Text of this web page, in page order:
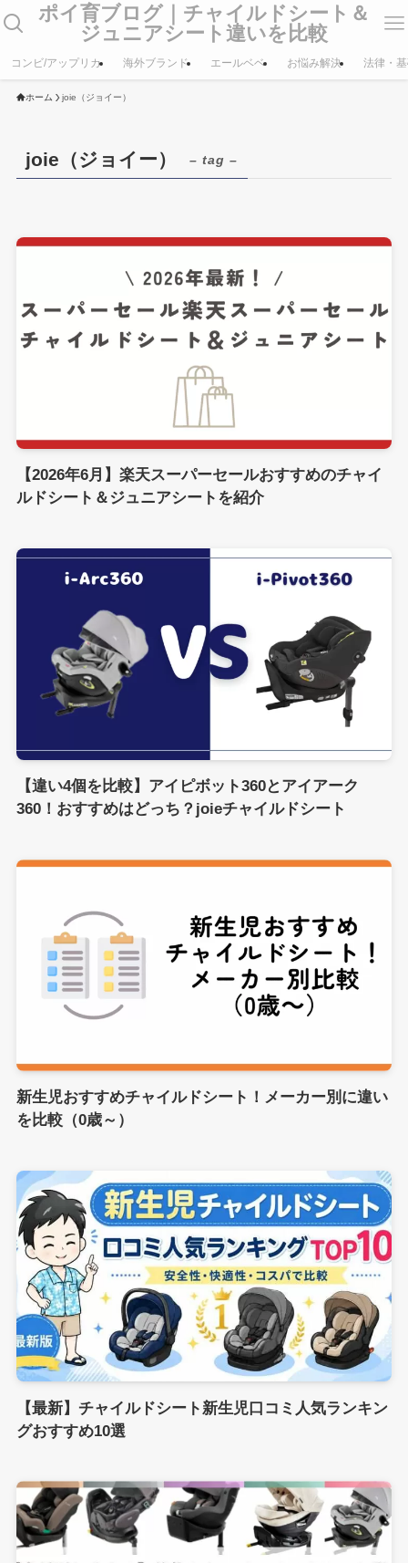
ポイ育ブログ｜チャイルドシート＆
ジュニアシート違いを比較
コンビ/アップリカ 海外ブランド エールベベ お悩み解決 法律・
ホーム joie（ジョイー）
joie（ジョイー） – tag –
【2026年6月】楽天スーパーセールおすすめのチャイ
ルドシート＆ジュニアシートを紹介
【違い4個を比較】アイピボット360とアイアーク
360！おすすめはどっち？joieチャイルドシート
新生児おすすめチャイルドシート！メーカー別に違い
を比較（0歳～）
【最新】チャイルドシート新生児口コミ人気ランキン
グおすすめ10選